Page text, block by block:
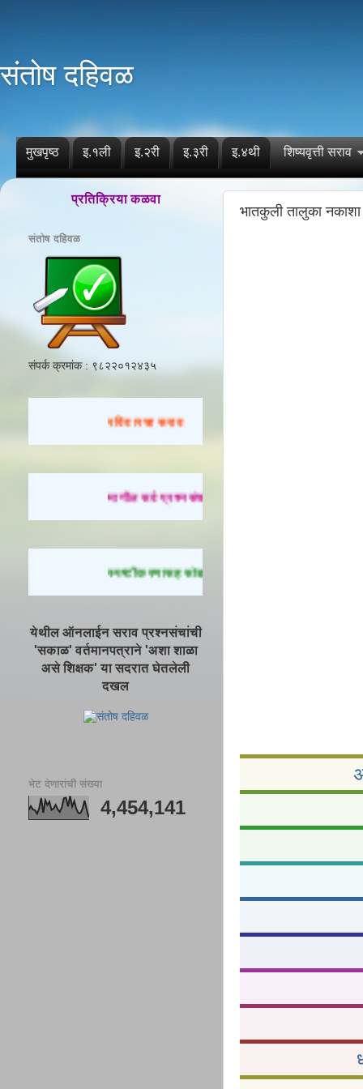
संतोष दहिवळ
मुखपृष्ठ इ.१ली इ.२री इ.३री इ.४थी शिष्यवृत्ती सराव
भातकुली तालुका नकाशा
प्रतिक्रिया कळवा
संतोष दहिवळ
संपर्क क्रमांक : ९८२२०१२४३५
रविवारचा सराव
मागील सर्व प्रश्नसंच सोडवण्यासाठी येथे क्लिक करा.
स्पष्टीकरणासह सोडवलेले प्रश्न पाहण्यासाठी येथे
येथील ऑनलाईन सराव प्रश्नसंचांची
'सकाळ' वर्तमानपत्राने 'अशा शाळा
असे शिक्षक' या सदरात घेतलेली
दखल
भेट देणारांची संख्या
4,454,141